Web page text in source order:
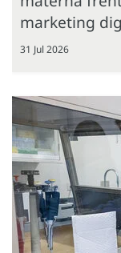
marketing
31 Jul 2026